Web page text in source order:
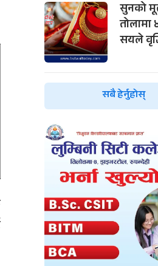
सुनको
तोलामा
सयले
सबै हेर्नुहोस्